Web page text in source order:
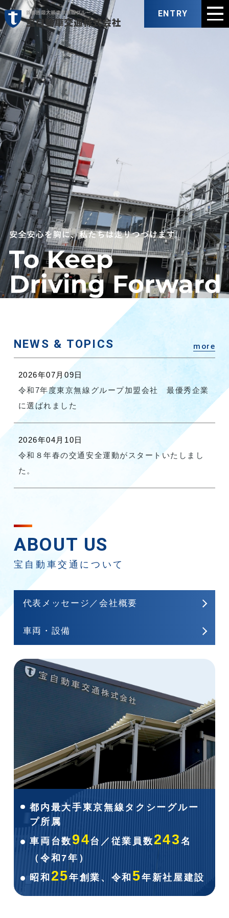
ENTRY
NEWS & TOPICS more
2026年07月09日
令和7年度東京無線グループ加盟会社 最優秀企業
に選ばれました
2026年04月10日
令和８年春の交通安全運動がスタートいたしまし
た。
ABOUT US
宝自動車交通について
代表メッセージ／会社概要
⾞両・設備
都内最⼤⼿東京無線タクシーグルー
プ所属
⾞両台数 94台／従業員数 243 名
（令和7年）
昭和 25年創業、令和 5年新社屋建設